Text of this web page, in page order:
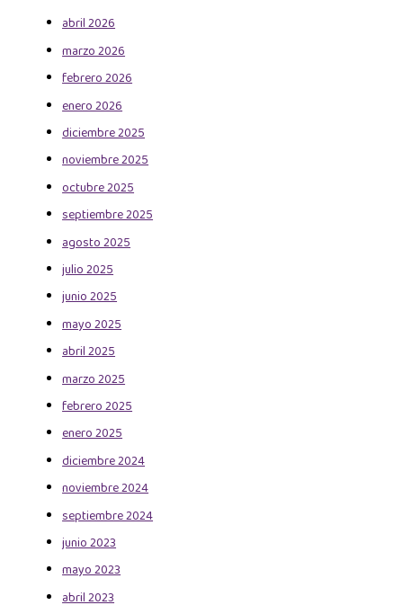
abril 2026
marzo 2026
febrero 2026
enero 2026
diciembre 2025
noviembre 2025
octubre 2025
septiembre 2025
agosto 2025
julio 2025
junio 2025
mayo 2025
abril 2025
marzo 2025
febrero 2025
enero 2025
diciembre 2024
noviembre 2024
septiembre 2024
junio 2023
mayo 2023
abril 2023